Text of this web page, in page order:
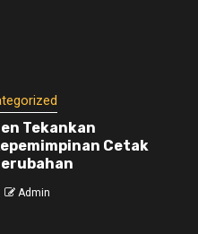
Tekankan
Cetak
Admin